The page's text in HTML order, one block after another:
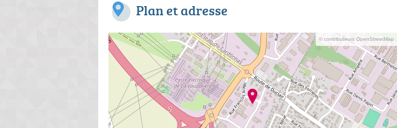
Plan et adresse
© contributeurs OpenStreetMap